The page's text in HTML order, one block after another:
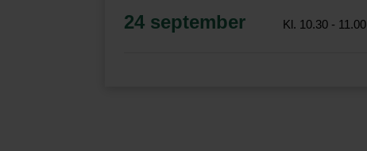
24 september Kl. 10.30 - 11.00